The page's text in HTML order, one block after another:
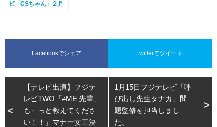
ビ「CSちゃん」２月
Facebookでシェア twitterでツイート
【テレビ出演】フジテ
レビTWO「≠ME 先輩、
も～っと教えてくださ
い！！」マナー女王決
1月15日フジテレビ「呼
び出し先生タナカ」問
題監修を担当しまし
た。